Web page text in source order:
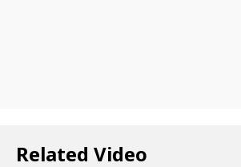
Related Video